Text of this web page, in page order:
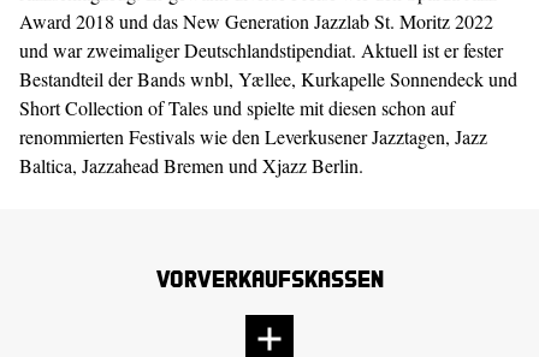
Award 2018 und das New Generation Jazzlab St. Moritz 2022
und war zweimaliger Deutschlandstipendiat. Aktuell ist er fester
Bestandteil der Bands wnbl, Yællee, Kurkapelle Sonnendeck und
Short Collection of Tales und spielte mit diesen schon auf
renommierten Festivals wie den Leverkusener Jazztagen, Jazz
Baltica, Jazzahead Bremen und Xjazz Berlin.
Vorverkaufskassen